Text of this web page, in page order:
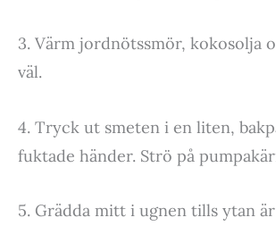
3. Värm jordnötssmör, kokosolja
väl.
4. Tryck ut smeten i en liten,
fuktade händer. Strö på
5. Grädda mitt i ugnen tills ytan